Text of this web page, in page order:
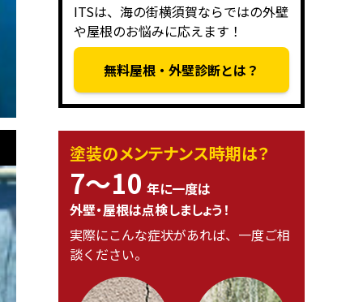
ITSは、海の街横須賀ならではの外壁
や屋根のお悩みに応えます！
無料屋根・外壁診断とは？
塗装のメンテナンス時期は？
7〜10 年に一度は
外壁・屋根は点検しましょう！
実際にこんな症状があれば、一度ご相
談ください。